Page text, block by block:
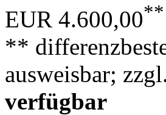
EUR 4.600,00**
**
ausweisbar;
verfügbar